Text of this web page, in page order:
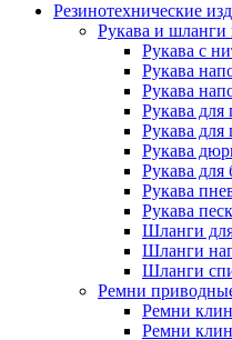
Резинотехнические
Рукава и
Рукава с
Рукава
Рукава
Рукава для
Рукава для
Рукава
Рукава для
Рукава
Рукава
Шланги
Шланги
Шланги
Ремни
Ремни
Ремни